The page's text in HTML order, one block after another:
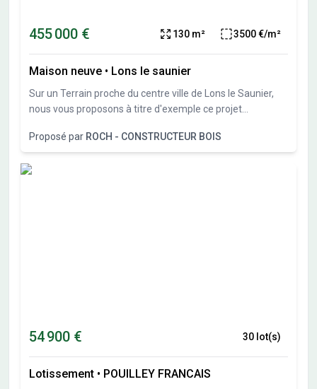
455 000 € 130 m² 3500 €/m²
Maison neuve • Lons le saunier
Sur un Terrain proche du centre ville de Lons le Saunier,
nous vous proposons à titre d'exemple ce projet
Proposé par ROCH - CONSTRUCTEUR BOIS
54 900 € 30 lot(s)
Lotissement • POUILLEY FRANCAIS